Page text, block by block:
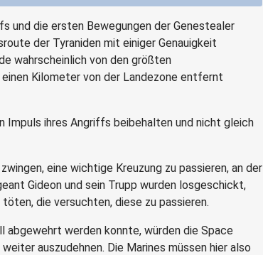
und die ersten Bewegungen der Genestealer
der Tyraniden mit einiger Genauigkeit
wahrscheinlich von den größten
Kilometer von der Landezone entfernt
Impuls ihres Angriffs beibehalten und nicht gleich
eine wichtige Kreuzung zu passieren, an der
Gideon und sein Trupp wurden losgeschickt,
die versuchten, diese zu passieren.
werden konnte, würden die Space
auszudehnen. Die Marines müssen hier also